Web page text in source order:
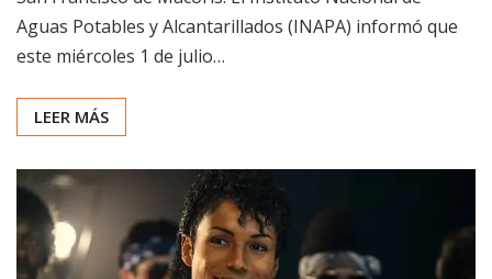
Aguas Potables y Alcantarillados (INAPA) informó que
este miércoles 1 de julio…
LEER MÁS